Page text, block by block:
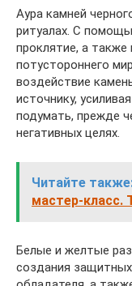
Аура камней
ритуалах. С
проклятие, а также
потустороннего
воздействие
источнику,
подумать, прежде
негативных целях.
Читайте
мастер-класс.
Белые и желтые
создания